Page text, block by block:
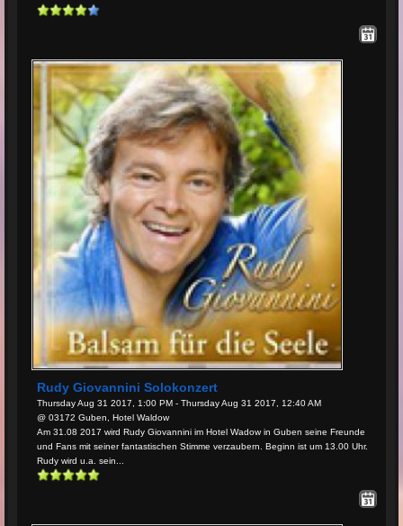
Rudy Giovannini Solokonzert
Thursday Aug 31 2017, 1:00 PM - Thursday Aug 31 2017, 12:40 AM
@ 03172 Guben, Hotel Waldow
Am 31.08 2017 wird Rudy Giovannini im Hotel Wadow in Guben seine Freunde
und Fans mit seiner fantastischen Stimme verzaubern. Beginn ist um 13.00 Uhr.
Rudy wird u.a. sein...